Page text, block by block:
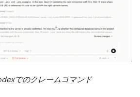
でのクレームコマンド